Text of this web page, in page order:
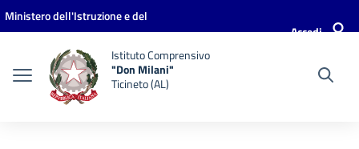
Vai ai contenuti
Vai al menu di navigazione
Vai al footer
Ministero dell'Istruzione e del
Accedi
Istituto Comprensivo
"Don Milani"
Ticineto (AL)